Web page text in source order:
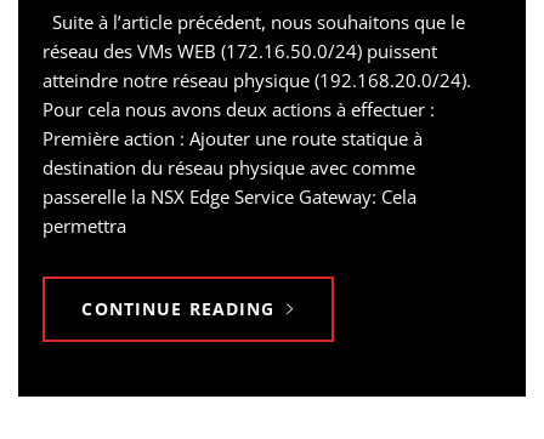
Suite à l’article précédent, nous souhaitons que le
réseau des VMs WEB (172.16.50.0/24) puissent
atteindre notre réseau physique (192.168.20.0/24).
Pour cela nous avons deux actions à effectuer :
Première action : Ajouter une route statique à
destination du réseau physique avec comme
passerelle la NSX Edge Service Gateway: Cela
permettra
CONTINUE READING